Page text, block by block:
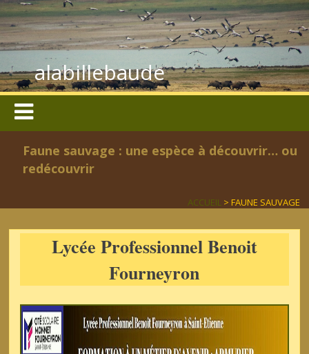
alabillebaude
Faune sauvage : une espèce à découvrir… ou
redécouvrir
ACCUEIL> FAUNE SAUVAGE
Lycée Professionnel Benoit
Fourneyron